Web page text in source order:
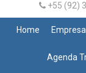
+55 (92)
Home Empresa
Agenda